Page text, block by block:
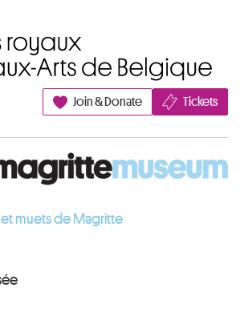
Join & Donate
Tickets
et muets de Magritte